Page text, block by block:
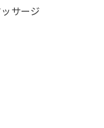
サージ